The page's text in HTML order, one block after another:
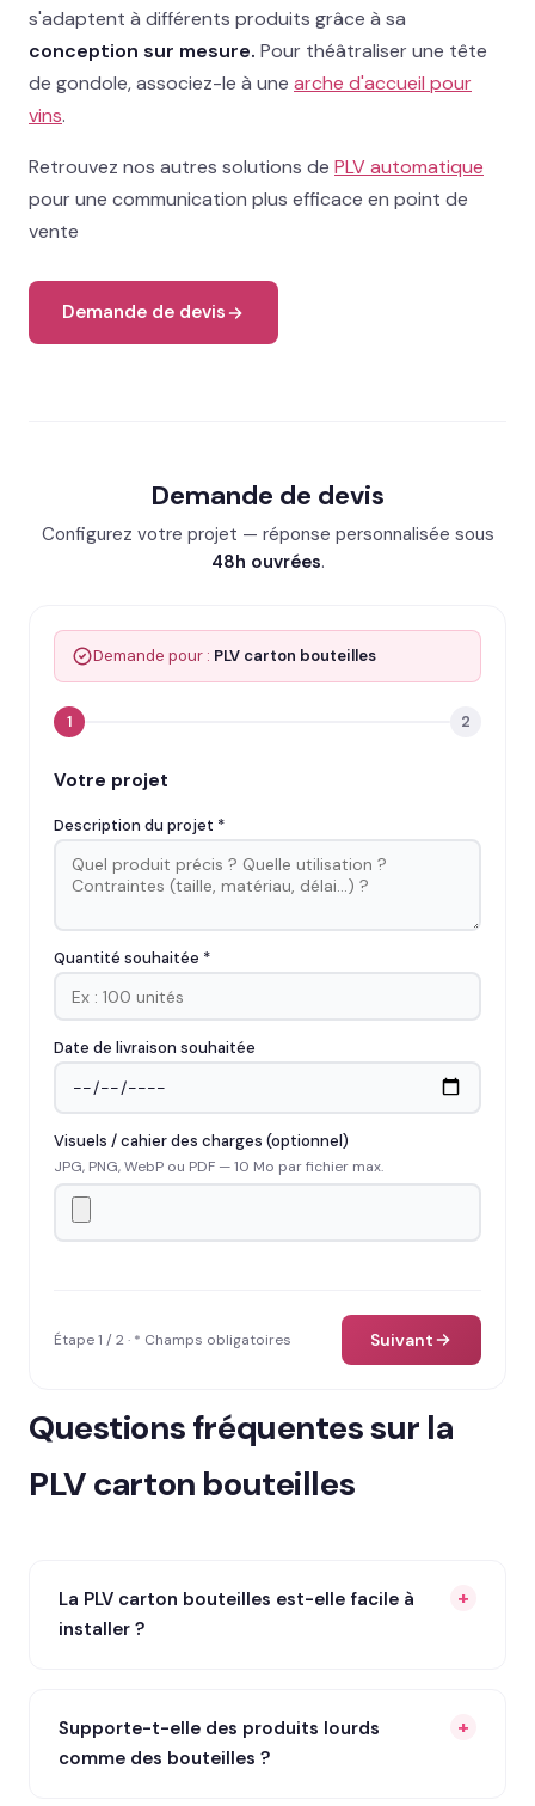
s'adaptent à différents produits grâce à sa
conception sur mesure. Pour théâtraliser une tête
de gondole, associez-le à une arche d'accueil pour
vins.
Retrouvez nos autres solutions de PLV automatique
pour une communication plus efficace en point de
vente
Demande de devis
Demande de devis
Configurez votre projet — réponse personnalisée sous
48h ouvrées.
Demande pour : PLV carton bouteilles
1 2
Votre projet
Description du projet *
Quantité souhaitée *
Date de livraison souhaitée
Visuels / cahier des charges (optionnel)
JPG, PNG, WebP ou PDF — 10 Mo par fichier max.
Étape 1 / 2 · * Champs obligatoires Suivant
Questions fréquentes sur la
PLV carton bouteilles
La PLV carton bouteilles est-elle facile à
installer ?
Supporte-t-elle des produits lourds
comme des bouteilles ?